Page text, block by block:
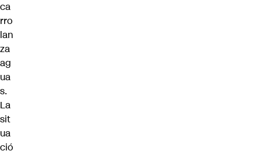
ca
rro
lan
za
ag
ua
s.
La
sit
ua
ció